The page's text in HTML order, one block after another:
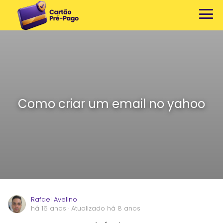
Como criar um email no yahoo
Rafael Avelino
há 16 anos · Atualizado há 8 anos